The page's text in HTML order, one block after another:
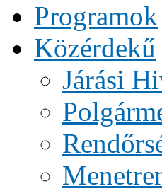
Programok
Közérdekű
Járási